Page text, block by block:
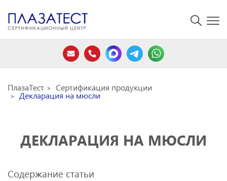
ПлазаТест Сертификация продукции
Декларация на мюсли
ДЕКЛАРАЦИЯ НА МЮСЛИ
Содержание статьи